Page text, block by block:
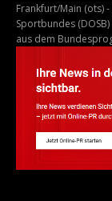
Frankfurt/Main (ots)
Sportbundes
aus dem